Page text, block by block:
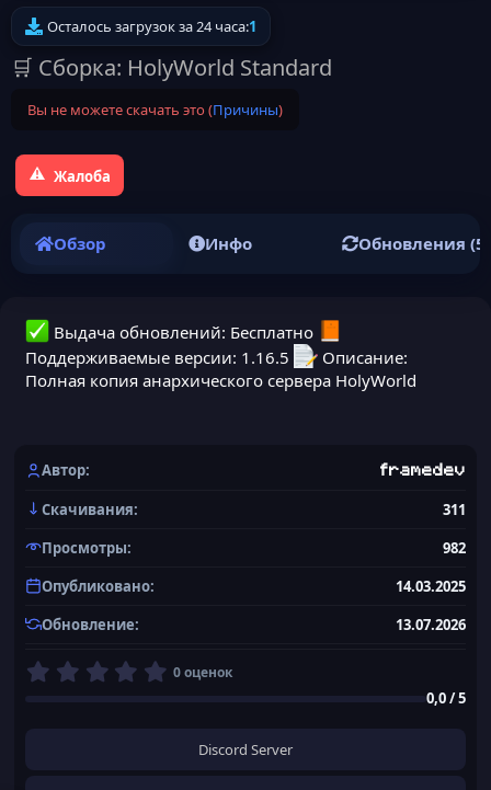
Осталось загрузок за 24 часа:1
🛒 Сборка: HolyWorld Standard
Вы не можете скачать это (Причины)
Жалоба
Обзор Инфо Обновления (5)
Выдача обновлений: Бесплатно
Поддерживаемые версии: 1.16.5
Описание:
Полная копия анархического сервера HolyWorld
Автор framedev
Скачивания
311
Просмотры
982
Опубликовано
14.03.2025
Обновление
13.07.2026
0
0 оценок
0,0 / 5
Discord Server